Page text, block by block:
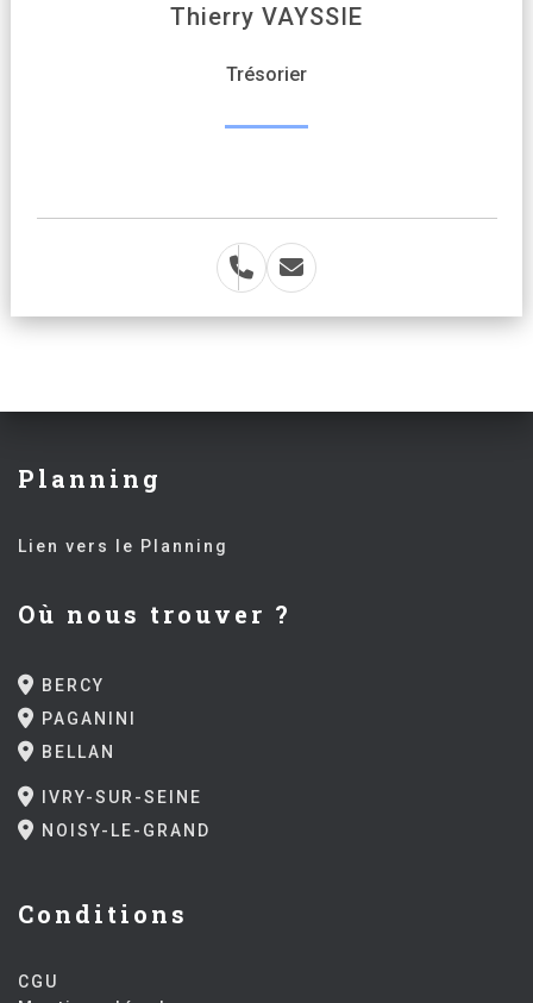
Thierry VAYSSIE
Trésorier
Planning
Lien vers le Planning
Où nous trouver ?
BERCY
PAGANINI
BELLAN
IVRY-SUR-SEINE
NOISY-LE-GRAND
Conditions
CGU